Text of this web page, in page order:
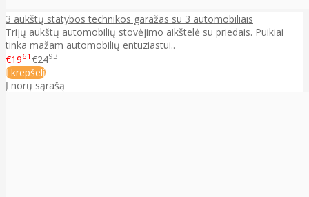
3 aukštų statybos technikos garažas su 3 automobiliais
Trijų aukštų automobilių stovėjimo aikštelė su priedais. Puikiai
tinka mažam automobilių entuziastui..
€1961 €2493
Į krepšelį
Į norų sąrašą